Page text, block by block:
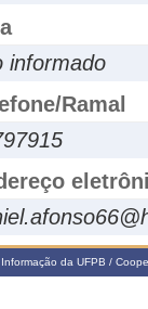
informado
Ramal
da UFPB /